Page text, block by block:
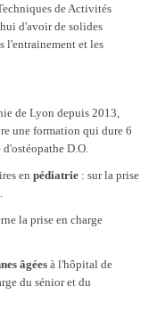
de Activités
d'avoir de solides
l'entrainement et les
de Lyon depuis 2013,
une formation qui dure 6
D.O.
en pédiatrie : sur la prise
la prise en charge
âgées à l'hôpital de
du sénior et du